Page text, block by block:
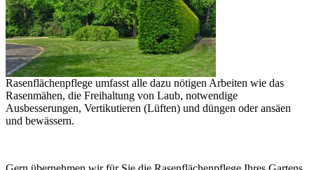
Rasenflächenpflege umfasst alle dazu nötigen Arbeiten wie das
Rasenmähen, die Freihaltung von Laub, notwendige
Ausbesserungen, Vertikutieren (Lüften) und düngen oder ansäen
und bewässern.